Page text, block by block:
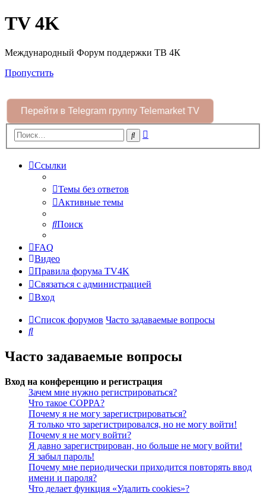
TV 4K
Международный Форум поддержки ТВ 4К
Пропустить
Перейти в Telegram группу Telemarket TV
Поиск
Ссылки
Темы без ответов
Активные темы
Поиск
FAQ
Видео
Правила форума TV4K
Связаться с администрацией
Вход
Список форумов Часто задаваемые вопросы
Поиск
Часто задаваемые вопросы
Вход на конференцию и регистрация
Зачем мне нужно регистрироваться?
Что такое COPPA?
Почему я не могу зарегистрироваться?
Я только что зарегистрировался, но не могу войти!
Почему я не могу войти?
Я давно зарегистрирован, но больше не могу войти!
Я забыл пароль!
Почему мне периодически приходится повторять ввод
имени и пароля?
Что делает функция «Удалить cookies»?